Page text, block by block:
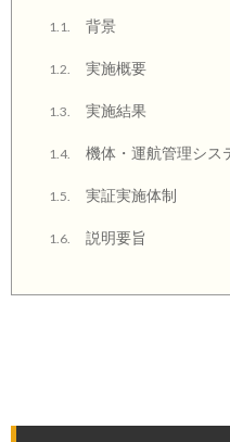
1.1. 背景
1.2. 実施概要
1.3. 実施結果
1.4. 機体・運航管理シス
1.5. 実証実施体制
1.6. 説明要旨